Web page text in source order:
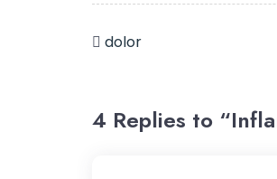
dolor
4 Replies to